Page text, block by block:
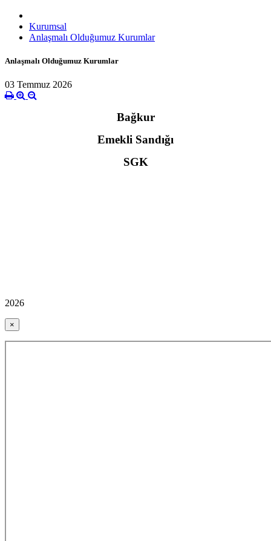
Kurumsal
Anlaşmalı Olduğumuz Kurumlar
Anlaşmalı Olduğumuz Kurumlar
03 Temmuz 2026
Bağkur
Emekli Sandığı
SGK
2026
×